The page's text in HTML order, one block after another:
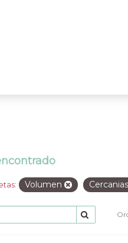
Volumen Cercanias